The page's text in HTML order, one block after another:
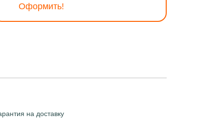
Оформить!
на доставку